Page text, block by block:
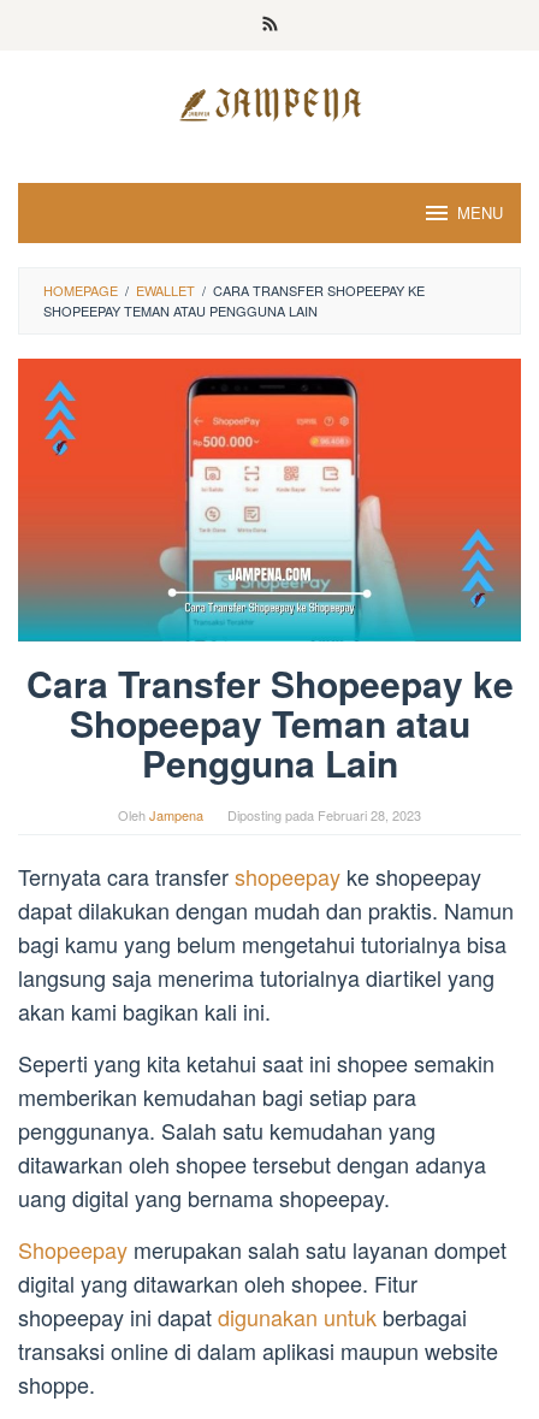
MENU
HOMEPAGE / EWALLET / CARA TRANSFER SHOPEEPAY KE
SHOPEEPAY TEMAN ATAU PENGGUNA LAIN
Cara Transfer Shopeepay ke
Shopeepay Teman atau
Pengguna Lain
OlehJampena Diposting pada Februari 28, 2023
Ternyata cara transfershopeepay ke shopeepay
dapat dilakukan dengan mudah dan praktis. Namun
bagi kamu yang belum mengetahui tutorialnya bisa
langsung saja menerima tutorialnya diartikel yang
akan kami bagikan kali ini.
Seperti yang kita ketahui saat ini shopee semakin
memberikan kemudahan bagi setiap para
penggunanya. Salah satu kemudahan yang
ditawarkan oleh shopee tersebut dengan adanya
uang digital yang bernama shopeepay.
Shopeepay merupakan salah satu layanan dompet
digital yang ditawarkan oleh shopee. Fitur
shopeepay ini dapatdigunakan untuk berbagai
transaksi online di dalam aplikasi maupun website
shoppe.